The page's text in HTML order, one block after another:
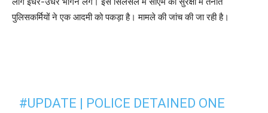
पुलिसकर्मियों ने एक आदमी को पकड़ा है। मामले की जांच की जा रही है।
#UPDATE | POLICE DETAINED ONE